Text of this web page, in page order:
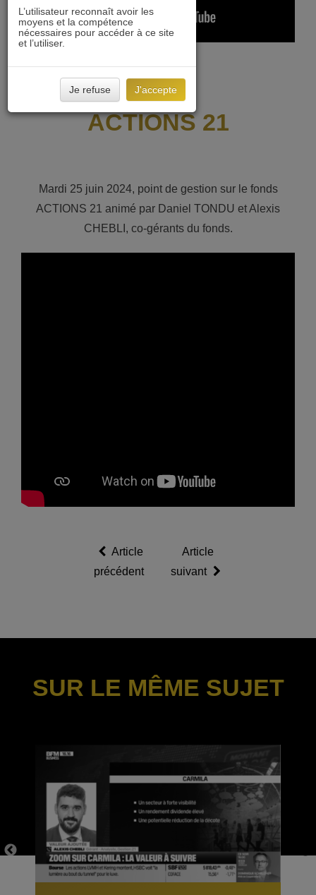
ACTIONS 21
Mardi 25 juin 2024, point de gestion sur le fonds
ACTIONS 21 animé par Daniel TONDU et Alexis
CHEBLI, co-gérants du fonds.
Article
précédent
Article
suivant
SUR LE MÊME SUJET
L’utilisateur reconnaît avoir les
moyens et la compétence
nécessaires pour accéder à ce site
et l’utiliser.
Je refuse J'accepte